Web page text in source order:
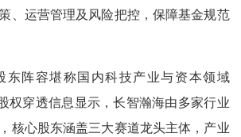
、运营管理及风险把控，保障基金规范
东阵容堪称国内科技产业与资本领域
权穿透信息显示，长智瀚海由多家行业
核心股东涵盖三大赛道龙头主体，产业